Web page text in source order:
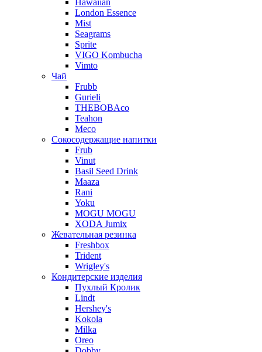
Hawaiian
London Essence
Mist
Seagrams
Sprite
VIGO Kombucha
Vimto
Чай
Frubb
Gurieli
THEBOBAco
Teahon
Meco
Сокосодержащие напитки
Frub
Vinut
Basil Seed Drink
Maaza
Rani
Yoku
MOGU MOGU
XODA Jumix
Жевательная резинка
Freshbox
Trident
Wrigley's
Кондитерские изделия
Пухлый Кролик
Lindt
Hershey's
Kokola
Milka
Oreo